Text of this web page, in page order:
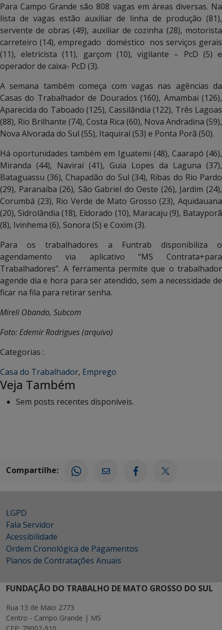
Para Campo Grande são 808 vagas em áreas diversas. Na
lista de vagas estão auxiliar de linha de produção (81),
servente de obras (49), auxiliar de cozinha (28), motorista
carreteiro (14), empregado doméstico nos serviços gerais
(11), eletricista (11), garçom (10), vigilante – PcD (5) e
operador de caixa- PcD (3).
A semana também começa com vagas nas agências da
Casas do Trabalhador de Dourados (160), Amambai (126),
Aparecida do Taboado (125), Cassilândia (122), Três Lagoas
(88), Rio Brilhante (74), Costa Rica (60), Nova Andradina (59),
Nova Alvorada do Sul (55), Itaquiraí (53) e Ponta Porã (50).
Há oportunidades também em Iguatemi (48), Caarapó (46),
Miranda (44), Naviraí (41), Guia Lopes da Laguna (37),
Bataguassu (36), Chapadão do Sul (34), Ribas do Rio Pardo
(29), Paranaíba (26), São Gabriel do Oeste (26), Jardim (24),
Corumbá (23), Rio Verde de Mato Grosso (23), Aquidauana
(20), Sidrolândia (18), Eldorado (10), Maracaju (9), Batayporã
(8), Ivinhema (6), Sonora (5) e Coxim (3).
Para os trabalhadores a Funtrab disponibiliza o
agendamento via aplicativo “MS Contrata+para
Trabalhadores”. A ferramenta permite que o trabalhador
agende dia e hora para ser atendido, sem a necessidade de
ficar na fila para retirar senha.
Mireli Obando, Subcom
Foto: Edemir Rodrigues (arquivo)
Categorias :
Casa do Trabalhador, Emprego
Veja Também
Sem posts recentes disponíveis.
Compartilhe:
LGPD
Fala Servidor
Acessibilidade
Ordem Cronológica de Pagamentos
Planos de Contratações Anuais
FUNDAÇÃO DO TRABALHO DE MATO GROSSO DO SUL
Rua 13 de Maio 2773
Centro - Campo Grande | MS